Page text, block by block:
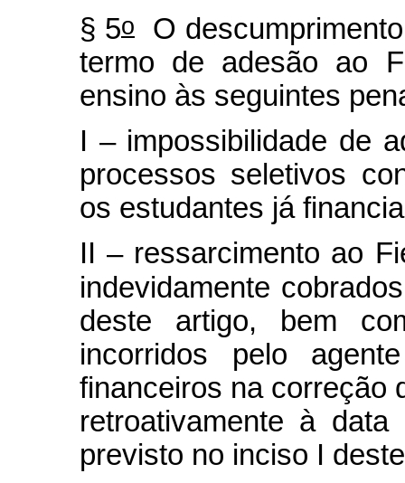
§ 5o
O
termo de adesão ao
ensino às seguintes
I – impossibilidade de
processos seletivos
os estudantes já
II – ressarcimento ao
indevidamente
deste artigo, bem
incorridos pelo
financeiros na correção
retroativamente à
previsto no inciso I